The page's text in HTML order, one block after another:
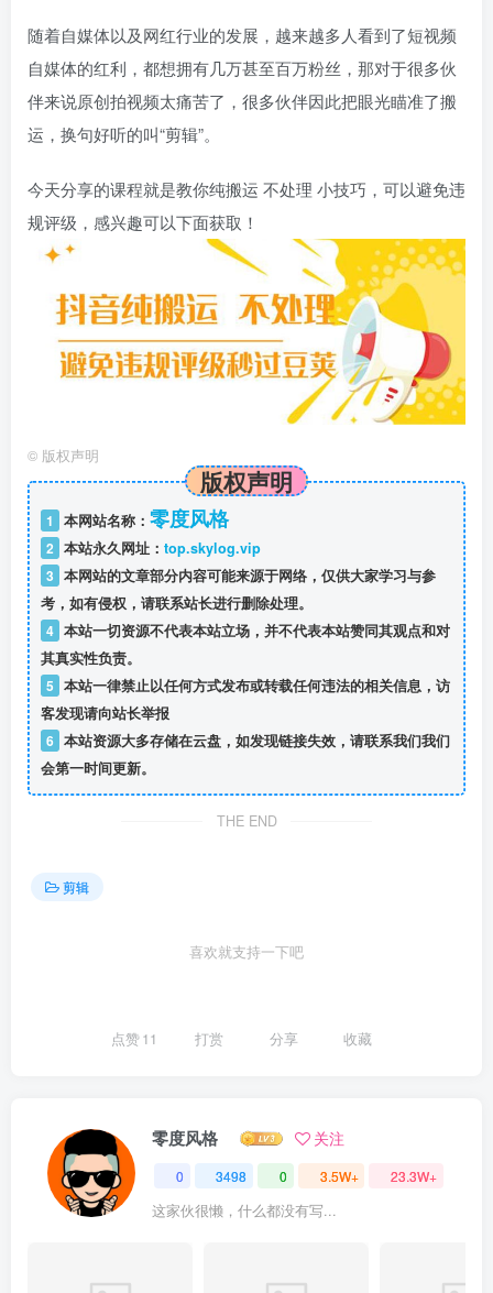
随着自媒体以及网红行业的发展，越来越多人看到了短视频
自媒体的红利，都想拥有几万甚至百万粉丝，那对于很多伙
伴来说原创拍视频太痛苦了，很多伙伴因此把眼光瞄准了搬
运，换句好听的叫“剪辑”。
今天分享的课程就是教你纯搬运 不处理 小技巧，可以避免违
规评级，感兴趣可以下面获取！
© 版权声明
版权声明
1 本网站名称： 零度风格
2 本站永久网址： top.skylog.vip
3 本网站的文章部分内容可能来源于网络，仅供大家学习与参
考，如有侵权，请联系站长进行删除处理。
4 本站一切资源不代表本站立场，并不代表本站赞同其观点和对
其真实性负责。
5 本站一律禁止以任何方式发布或转载任何违法的相关信息，访
客发现请向站长举报
6 本站资源大多存储在云盘，如发现链接失效，请联系我们我们
会第一时间更新。
THE END
剪辑
喜欢就支持一下吧
点赞11 打赏 分享 收藏
零度风格 关注
0 3498 0 3.5W+ 23.3W+
这家伙很懒，什么都没有写...